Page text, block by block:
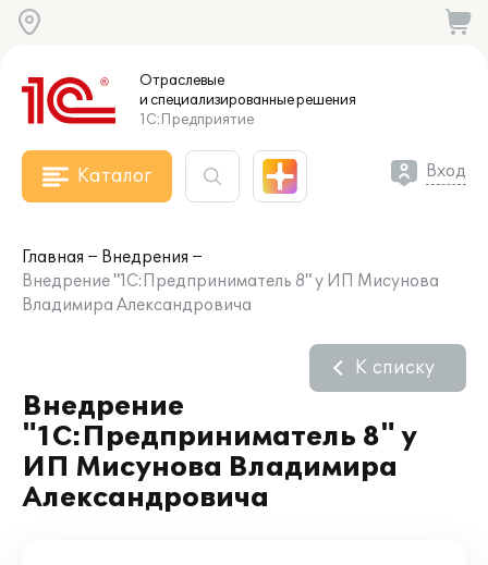
Отраслевые
и специализированныерешения
1С:Предприятие
Каталог Вход
Главная
Внедрения
Внедрение "1С:Предприниматель 8" у ИП Мисунова
Владимира Александровича
Внедрение
"1С:Предприниматель 8" у
ИП Мисунова Владимира
Александровича
К списку